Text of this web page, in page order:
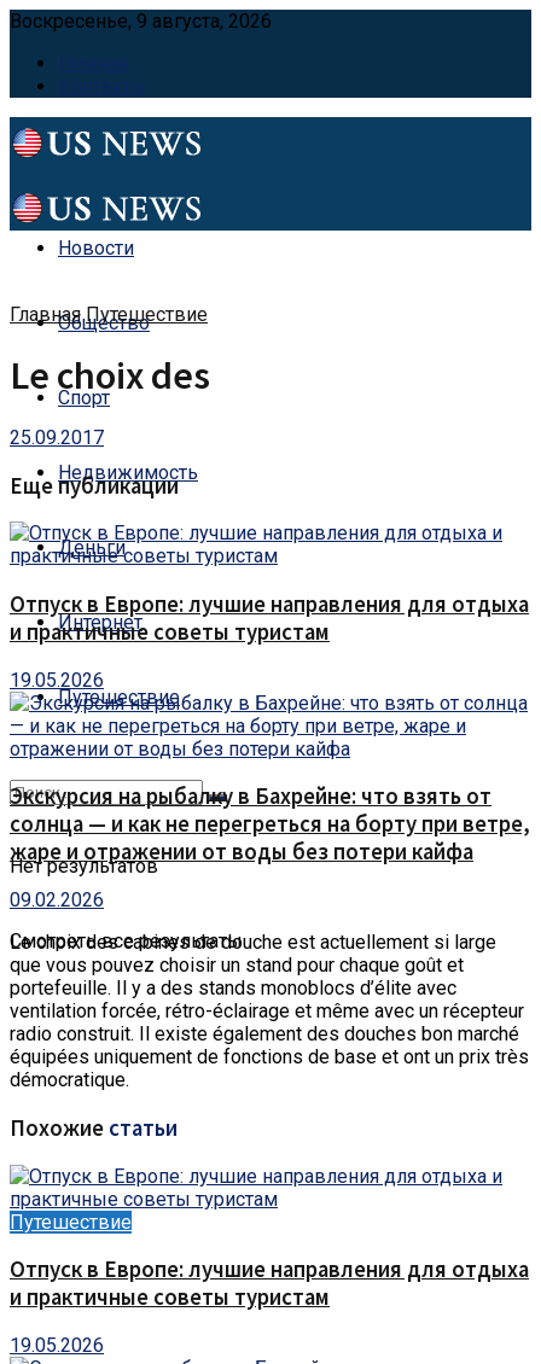
Воскресенье, 9 августа, 2026
Главная
Контакты
Новости
Общество
Спорт
Недвижимость
Деньги
Интернет
Путешествие
Нет результатов
Смотреть все результаты
Главная Путешествие
Le choix des
25.09.2017
Еще публикации
Отпуск в Европе: лучшие направления для отдыха
и практичные советы туристам
19.05.2026
Экскурсия на рыбалку в Бахрейне: что взять от
солнца — и как не перегреться на борту при ветре,
жаре и отражении от воды без потери кайфа
09.02.2026
Le choix des cabines de douche est actuellement si large
que vous pouvez choisir un stand pour chaque goût et
portefeuille. Il y a des stands monoblocs d’élite avec
ventilation forcée, rétro-éclairage et même avec un récepteur
radio construit. Il existe également des douches bon marché
équipées uniquement de fonctions de base et ont un prix très
démocratique.
Похожие статьи
Путешествие
Отпуск в Европе: лучшие направления для отдыха
и практичные советы туристам
19.05.2026